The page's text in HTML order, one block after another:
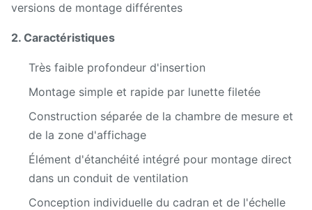
versions de montage différentes
2. Caractéristiques
Très faible profondeur d'insertion
Montage simple et rapide par lunette filetée
Construction séparée de la chambre de mesure et
de la zone d'affichage
Élément d'étanchéité intégré pour montage direct
dans un conduit de ventilation
Conception individuelle du cadran et de l'échelle